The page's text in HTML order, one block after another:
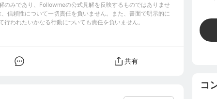
のみであり、Followmeの公式見解を反映するものではありませ
信頼性について一切責任を負いません。また、書面で明示的に
われたいかなる行動についても責任を負いません。
共有
コ